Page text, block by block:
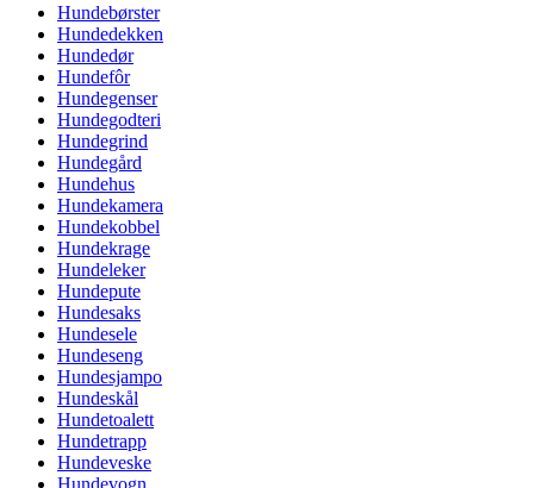
Hundebørster
Hundedekken
Hundedør
Hundefôr
Hundegenser
Hundegodteri
Hundegrind
Hundegård
Hundehus
Hundekamera
Hundekobbel
Hundekrage
Hundeleker
Hundepute
Hundesaks
Hundesele
Hundeseng
Hundesjampo
Hundeskål
Hundetoalett
Hundetrapp
Hundeveske
Hundevogn